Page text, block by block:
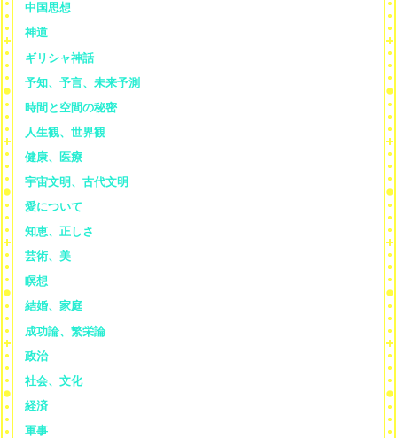
中国思想
神道
ギリシャ神話
予知、予言、未来予測
時間と空間の秘密
人生観、世界観
健康、医療
宇宙文明、古代文明
愛について
知恵、正しさ
芸術、美
瞑想
結婚、家庭
成功論、繁栄論
政治
社会、文化
経済
軍事